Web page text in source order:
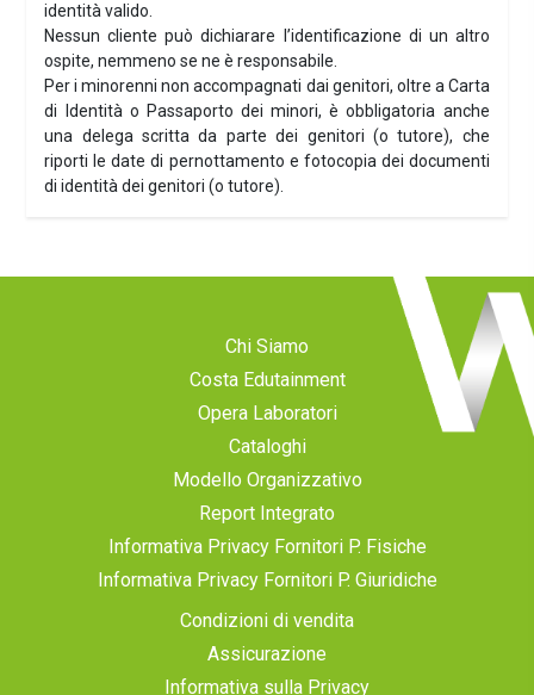
identità valido.
Nessun cliente può dichiarare l’identificazione di un altro
ospite, nemmeno se ne è responsabile.
Per i minorenni non accompagnati dai genitori, oltre a Carta
di Identità o Passaporto dei minori, è obbligatoria anche
una delega scritta da parte dei genitori (o tutore), che
riporti le date di pernottamento e fotocopia dei documenti
di identità dei genitori (o tutore).
Chi Siamo
Costa Edutainment
Opera Laboratori
Cataloghi
Modello Organizzativo
Report Integrato
Informativa Privacy Fornitori P. Fisiche
Informativa Privacy Fornitori P. Giuridiche
Condizioni di vendita
Assicurazione
Informativa sulla Privacy